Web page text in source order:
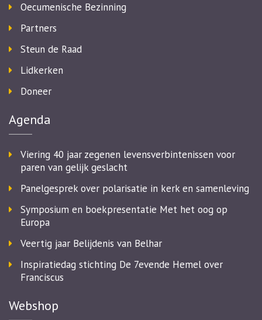
Oecumenische Bezinning
Partners
Steun de Raad
Lidkerken
Doneer
Agenda
Viering 40 jaar zegenen levensverbintenissen voor
paren van gelijk geslacht
Panelgesprek over polarisatie in kerk en samenleving
Symposium en boekpresentatie Met het oog op
Europa
Veertig jaar Belijdenis van Belhar
Inspiratiedag stichting De 7evende Hemel over
Franciscus
Webshop